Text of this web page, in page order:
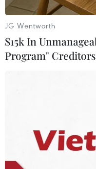
với Triều Tiên, nhằm
JG Wentworth
$15k In
Program"